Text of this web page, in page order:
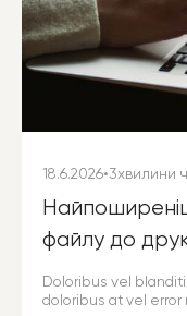
18.6.2026•3хвилини
файлу до
Doloribus vel
doloribus at vel